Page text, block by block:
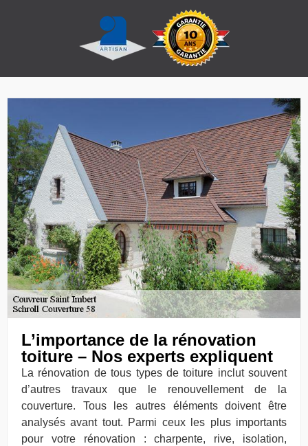
L’importance de la rénovation
toiture – Nos experts expliquent
La rénovation de tous types de toiture inclut souvent
d’autres travaux que le renouvellement de la
couverture. Tous les autres éléments doivent être
analysés avant tout. Parmi ceux les plus importants
pour votre rénovation : charpente, rive, isolation,